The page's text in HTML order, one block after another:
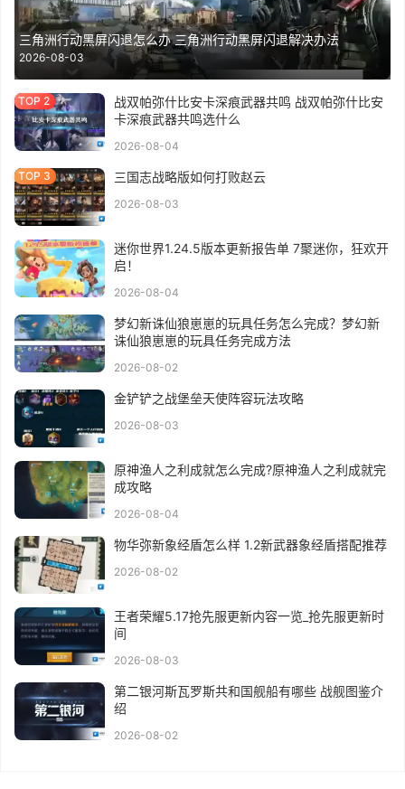
三角洲行动黑屏闪退怎么办 三角洲行动黑屏闪退解决办法
2026-08-03
战双帕弥什比安卡深痕武器共鸣 战双帕弥什比安
卡深痕武器共鸣选什么
2026-08-04
三国志战略版如何打败赵云
2026-08-03
迷你世界1.24.5版本更新报告单 7聚迷你，狂欢开
启！
2026-08-04
梦幻新诛仙狼崽崽的玩具任务怎么完成？梦幻新
诛仙狼崽崽的玩具任务完成方法
2026-08-02
金铲铲之战堡垒天使阵容玩法攻略
2026-08-03
原神渔人之利成就怎么完成?原神渔人之利成就完
成攻略
2026-08-04
物华弥新象经盾怎么样 1.2新武器象经盾搭配推荐
2026-08-02
王者荣耀5.17抢先服更新内容一览_抢先服更新时
间
2026-08-03
第二银河斯瓦罗斯共和国舰船有哪些 战舰图鉴介
绍
2026-08-02